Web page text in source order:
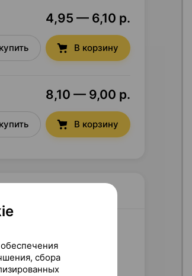
4,95 — 6,10 р.
В корзину
8,10 — 9,00 р.
В корзину
сбора